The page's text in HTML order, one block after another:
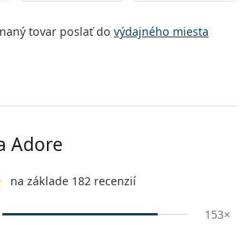
tovar poslať do výdajného miesta
Adore
na základe 182 recenzií
153×